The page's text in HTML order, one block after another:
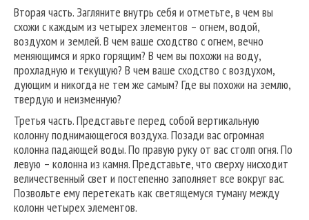
Вторая часть. Загляните внутрь себя и отметьте, в чем вы
схожи с каждым из четырех элементов – огнем, водой,
воздухом и землей. В чем ваше сходство с огнем, вечно
меняющимся и ярко горящим? В чем вы похожи на воду,
прохладную и текущую? В чем ваше сходство с воздухом,
дующим и никогда не тем же самым? Где вы похожи на землю,
твердую и неизменную?
Третья часть. Представьте перед собой вертикальную
колонну поднимающегося воздуха. Позади вас огромная
колонна падающей воды. По правую руку от вас столп огня. По
левую – колонна из камня. Представьте, что сверху нисходит
величественный свет и постепенно заполняет все вокруг вас.
Позвольте ему перетекать как светящемуся туману между
колонн четырех элементов.